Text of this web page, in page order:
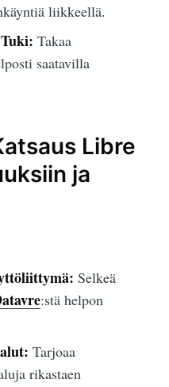
liikkeellä.
Takaa
saatavilla
Libre
ja
Selkeä
:stä helpon
Tarjoaa
rikastaen